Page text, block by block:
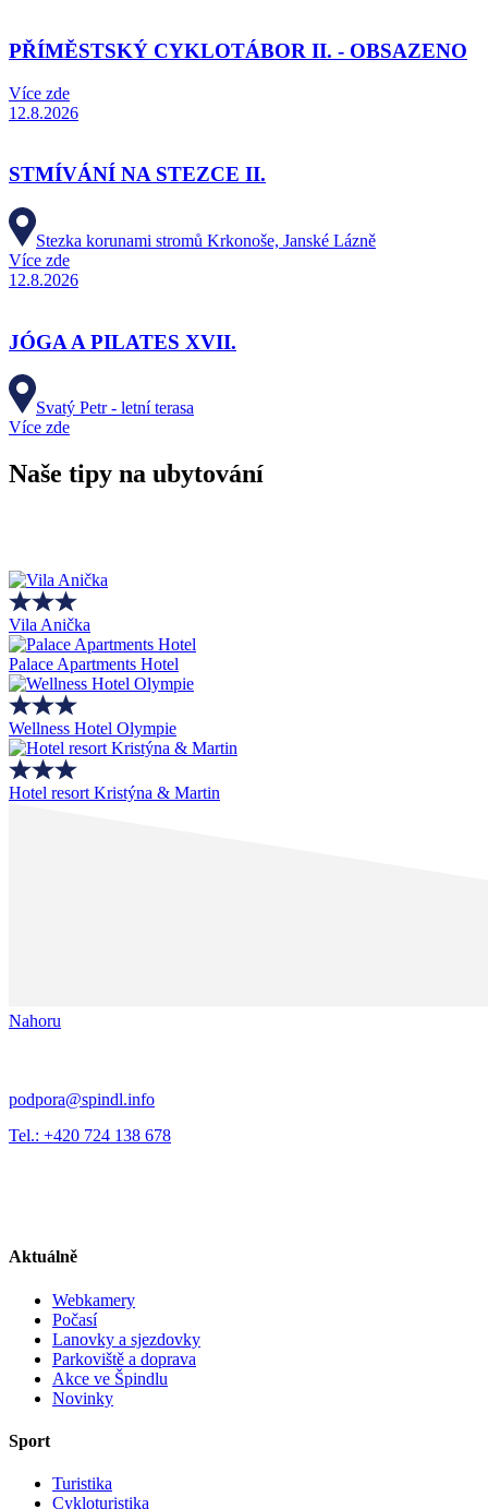
PŘÍMĚSTSKÝ CYKLOTÁBOR II. - OBSAZENO
Více zde
12.8.2026
STMÍVÁNÍ NA STEZCE II.
Stezka korunami stromů Krkonoše, Janské Lázně
Více zde
12.8.2026
JÓGA A PILATES XVII.
Svatý Petr - letní terasa
Více zde
Naše tipy na ubytování
Vila Anička
Palace Apartments Hotel
Wellness Hotel Olympie
Hotel resort Kristýna & Martin
Nahoru
podpora@spindl.info
Tel.: +420 724 138 678
Aktuálně
Webkamery
Počasí
Lanovky a sjezdovky
Parkoviště a doprava
Akce ve Špindlu
Novinky
Sport
Turistika
Cykloturistika